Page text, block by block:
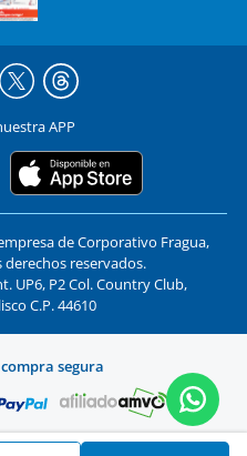
APP
de Corporativo Fragua,
derechos reservados.
UP6, P2 Col. Country Club,
C.P. 44610
segura